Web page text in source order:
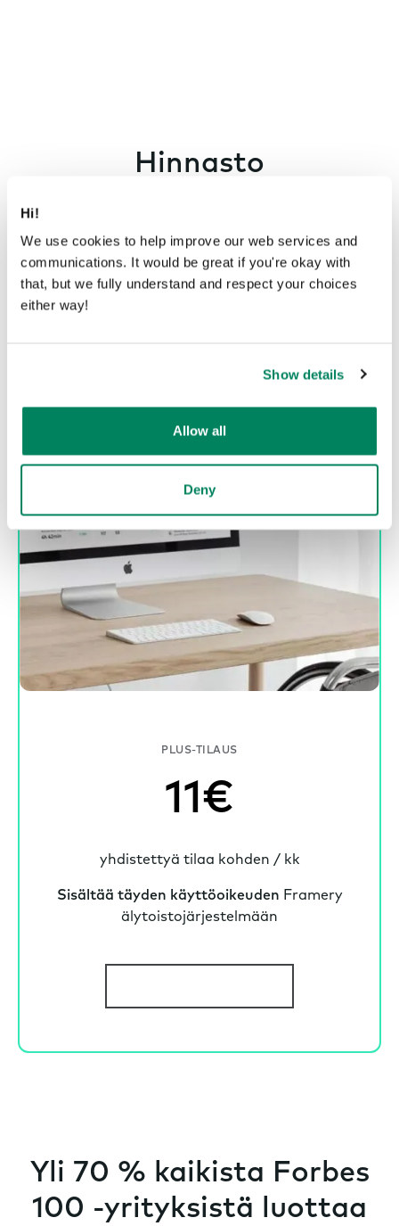
Hi!
We use cookies to help improve our web services and
communications. It would be great if you're okay with
that, but we fully understand and respect your choices
either way!
Show details
Allow all
Deny
Hinnasto
Framery Connect edellyttää Plus-tilausta.
Ei aloitus- eikä piilokustannuksia.
PLUS-TILAUS
11€
yhdistettyä tilaa kohden / kk
Sisältää täyden käyttöoikeuden Framery
älytoistojärjestelmään
Yli 70 % kaikista Forbes
100 -yrityksistä luottaa